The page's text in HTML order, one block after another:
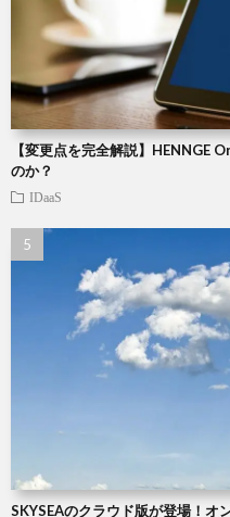
【変更点を完全解説】HENNGE
のか？
IDaaS
SKYSEAのクラウド版が登場！オ